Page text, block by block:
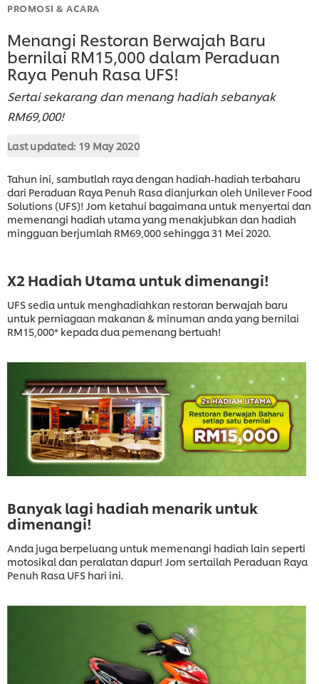
PROMOSI & ACARA
Menangi Restoran Berwajah Baru
bernilai RM15,000 dalam Peraduan
Raya Penuh Rasa UFS!
Sertai sekarang dan menang hadiah sebanyak
RM69,000!
Last updated: 19 May 2020
Tahun ini, sambutlah raya dengan hadiah-hadiah terbaharu
dari Peraduan Raya Penuh Rasa dianjurkan oleh Unilever Food
Solutions (UFS)! Jom ketahui bagaimana untuk menyertai dan
memenangi hadiah utama yang menakjubkan dan hadiah
mingguan berjumlah RM69,000 sehingga 31 Mei 2020.
X2 Hadiah Utama untuk dimenangi!
UFS sedia untuk menghadiahkan restoran berwajah baru
untuk perniagaan makanan & minuman anda yang bernilai
RM15,000* kepada dua pemenang bertuah!
Banyak lagi hadiah menarik untuk
dimenangi!
Anda juga berpeluang untuk memenangi hadiah lain seperti
motosikal dan peralatan dapur! Jom sertailah Peraduan Raya
Penuh Rasa UFS hari ini.